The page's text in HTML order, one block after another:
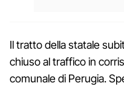
Il tratto della statale
chiuso al traffico in
comunale di Perugia.